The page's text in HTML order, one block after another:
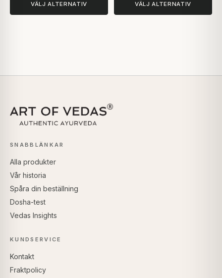
VÄLJ ALTERNATIV VÄLJ ALTERNATIV
SNABBLÄNKAR
Alla produkter
Vår historia
Spåra din beställning
Dosha-test
Vedas Insights
KUNDSERVICE
Kontakt
Fraktpolicy